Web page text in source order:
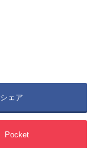
シェア
Pocket